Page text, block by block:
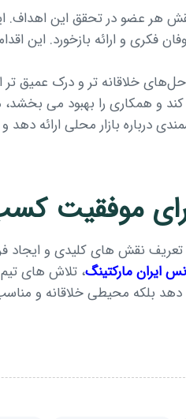
هر عضو در تحقق این
فکری و ارائه بازخورد. این
خلاقانه تر و درک عمیق تر
و همکاری را بهبود می بخشد،
درباره بازار محلی ارائه دهد
موفقیت
تعریف نقش های کلیدی و
ایران مارکتینگ، تلاش های
دهد بلکه محیطی خلاقانه و